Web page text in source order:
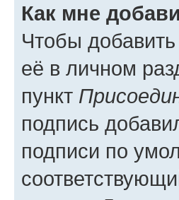
Как мне
Чтобы
её в личном
пункт
подпись
подписи по